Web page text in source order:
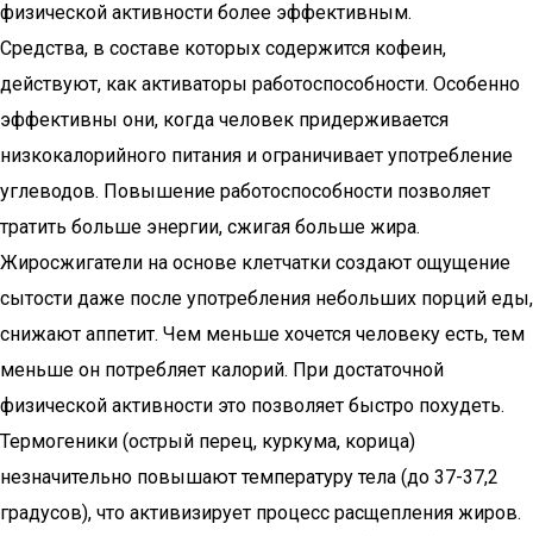
физической активности более эффективным.
Средства, в составе которых содержится кофеин,
действуют, как активаторы работоспособности. Особенно
эффективны они, когда человек придерживается
низкокалорийного питания и ограничивает употребление
углеводов. Повышение работоспособности позволяет
тратить больше энергии, сжигая больше жира.
Жиросжигатели на основе клетчатки создают ощущение
сытости даже после употребления небольших порций еды,
снижают аппетит. Чем меньше хочется человеку есть, тем
меньше он потребляет калорий. При достаточной
физической активности это позволяет быстро похудеть.
Термогеники (острый перец, куркума, корица)
незначительно повышают температуру тела (до 37-37,2
градусов), что активизирует процесс расщепления жиров.